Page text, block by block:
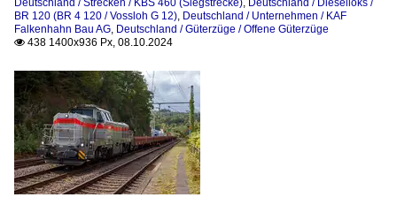
Deutschland / Strecken / KBS 460 (Siegstrecke), Deutschland / Dieselloks /
BR 120 (BR 4 120 / Vossloh G 12), Deutschland / Unternehmen / KAF
Falkenhahn Bau AG, Deutschland / Güterzüge / Offene Güterzüge
 438 1400x936 Px, 08.10.2024